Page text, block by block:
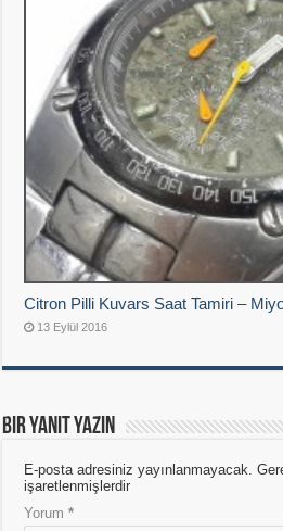
Citron Pilli Kuvars Saat Tamiri –
13 Eylül 2016
Bir yanıt yazın
E-posta adresiniz yayınlanmayacak.
işaretlenmişlerdir
Yorum*